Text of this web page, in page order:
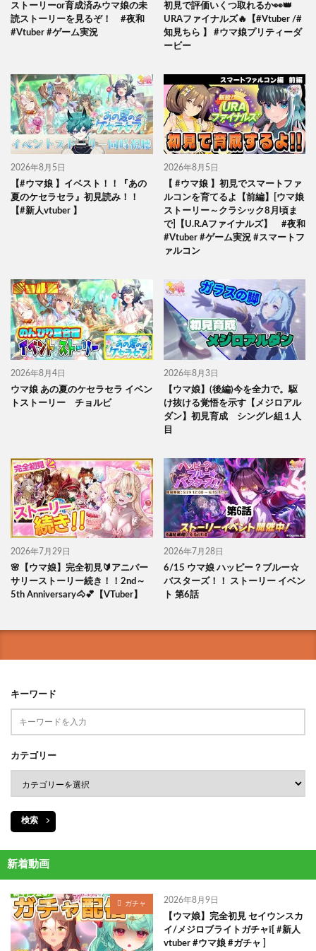
ストーリーor育成済みウマ娘の未
読ストーリーを見るぞ！ #夜和
#Vtuber #ゲーム実況
初見で評価いくつ取れるか👀👑
URAファイナルズ🔥【#Vtuber /#
知見ちら 】 #ウマ娘プリティーダ
ービー
2026年8月5日
【#ウマ娘 】イベスト！！『あの
夏のケセラセラ』初見読み！！
【#新人vtuber 】
2026年8月5日
【 #ウマ娘 】初見でスマートファ
ルコンを育てるよ【前編】[ウマ娘
ストーリー～クラシック8月頃ま
で]【U.R.Aファイナルズ】 #夜和
#Vtuber #ゲーム実況 #スマートフ
ァルコン
2026年8月4日
ウマ娘 あの夏のケセラセラ イベン
トストーリー チョルビ
2026年8月3日
【ウマ娘】(後編)今を全力で。駆
け抜ける覚悟を示す【メジロアル
ダン】初見育成 シングレ組１人
目
2026年7月29日
🌸【ウマ娘】完全初見🔰アニバー
サリーストーリー続き！！2nd～
5th Anniversary🐴💕【VTuber】
2026年7月28日
6/15 ウマ娘 ハッピー？ブルー☆
バスターズ！！ ストーリー イベン
ト 第6話
キーワード
カテゴリー
検索
新着動画
ガチャ 2026年8月9日
【ウマ娘】完全初見 セイウンスカ
イ/メジロブライトガチャ❕[ #新人
vtuber #ウマ娘 #ガチャ ]